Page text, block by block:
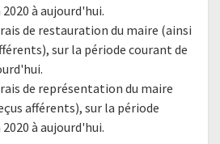
à aujourd'hui.
de restauration du maire (ainsi
sur la période courant de
de représentation du maire
afférents), sur la période
à aujourd'hui.